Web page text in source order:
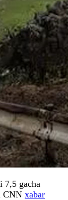
7,5 gacha
CNN xabar